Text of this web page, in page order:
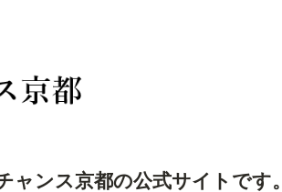
ンス京都の公式サイトです。